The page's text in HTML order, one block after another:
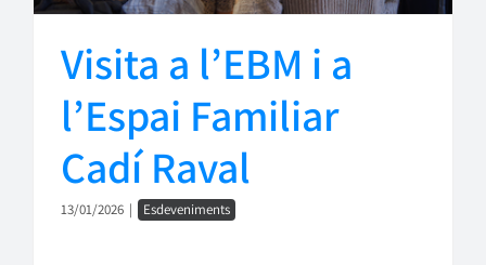
Visita a l’EBM i a
l’Espai Familiar
Cadí Raval
13/01/2026 | Esdeveniments